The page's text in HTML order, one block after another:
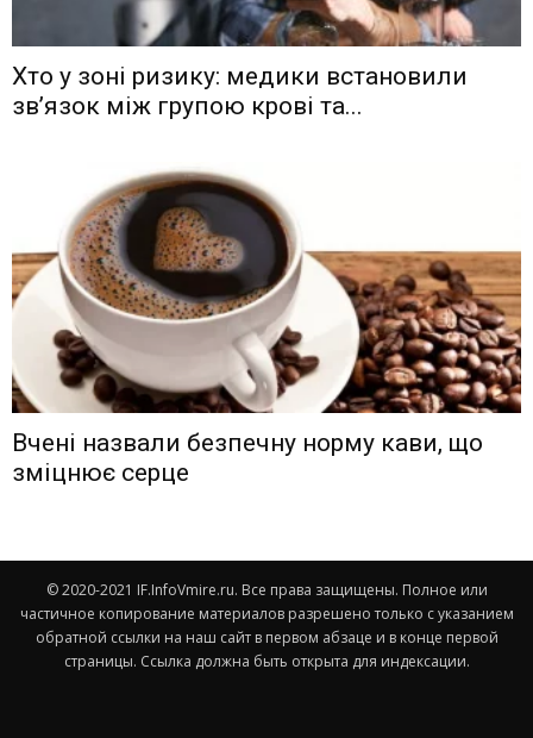
Хто у зоні ризику: медики встановили
зв’язок між групою крові та...
Вчені назвали безпечну норму кави, що
зміцнює серце
© 2020-2021 IF.InfoVmire.ru. Все права защищены. Полное или
частичное копирование материалов разрешено только с указанием
обратной ссылки на наш сайт в первом абзаце и в конце первой
страницы. Ссылка должна быть открыта для индексации.